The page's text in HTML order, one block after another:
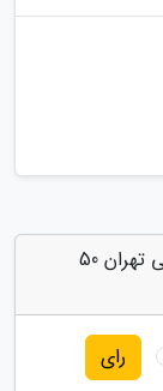
به "شهریه های فلوشیپ دانشگاه علوم پزشکی تهران 50
رای